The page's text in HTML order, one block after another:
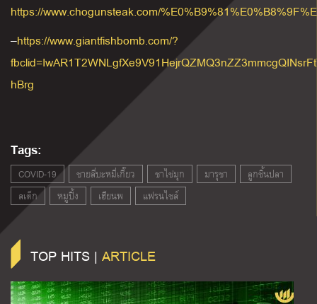
https://www.chogunsteak.com/
–https://www.giantfishbomb.com/?
hBrg
Tags:
COVID-19 ชายสี่บะหมี่เกี๊ยว ชาไข่มุก มารุชา
ลูกชิ้นปลา
สเต็ก​
หมูปิ้ง เฮียนพ แฟรนไชส์
TOP HITS | ARTICLE